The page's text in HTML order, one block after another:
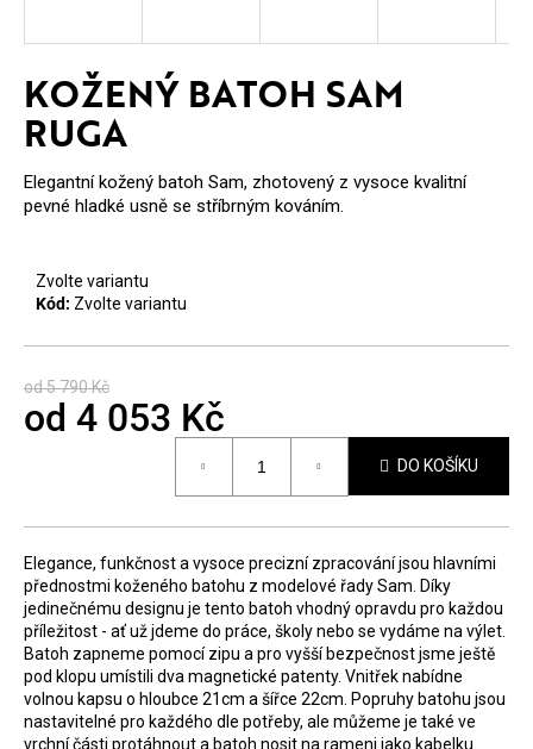
KOŽENÝ BATOH SAM
RUGA
Elegantní kožený batoh Sam, zhotovený z vysoce kvalitní
pevné hladké usně se stříbrným kováním.
Zvolte variantu
Kód: Zvolte variantu
od 5 790 Kč
od 4 053 Kč
DO KOŠÍKU
Elegance, funkčnost a vysoce precizní zpracování jsou hlavními
přednostmi koženého batohu z modelové řady Sam. Díky
jedinečnému designu je tento batoh vhodný opravdu pro každou
příležitost - ať už jdeme do práce, školy nebo se vydáme na výlet.
Batoh zapneme pomocí zipu a pro vyšší bezpečnost jsme ještě
pod klopu umístili dva magnetické patenty. Vnitřek nabídne
volnou kapsu o hloubce 21cm a šířce 22cm. Popruhy batohu jsou
nastavitelné pro každého dle potřeby, ale můžeme je také ve
vrchní části protáhnout a batoh nosit na rameni jako kabelku.
E
T
E
N
A
J
T
?
D
o
p
o
r
u